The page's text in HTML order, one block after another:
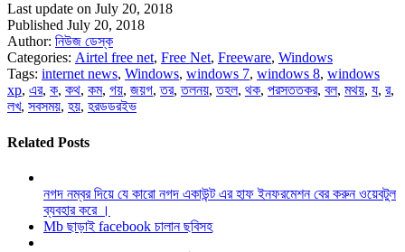
Last update on July 20, 2018
Published July 20, 2018
Author: নিউজ ডেস্ক
Categories: Airtel free net, Free Net, Freeware, Windows
Tags: internet news, Windows, windows 7, windows 8, windows
xp, এর, ক, কথ, কম, গয়, জয়গ,তর,তলনয়,তহল, থক, পরসততকর, বল, মথয়, য, র,
লখ, সবসময়, হয়, হরডডরইভ
Related Posts
নগদ নম্বর দিয়ে যে কারো নগদ একাউন্ট এর হাফ ইনফরমেশন বের করুন ওয়েবটুল
ব্যবহার করে ।
Mb ছাড়াই facebook চালান ছবিসহ